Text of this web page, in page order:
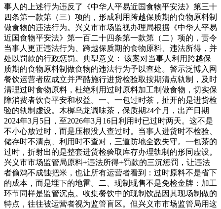
事人的上述行为违反了《中华人平易近国食物平安法》第三十
四条第一款第（三）项的，形成利用跨越保质期的食物原料制
做食物的违法行为。兴义市市场监视办理局根据《中华人平易
近国食物平安法》第一百二十四条第一款第（二）项的，责令
当事人更正违法行为、跨越保质期的食物原料、违法所得，并
处以罚款的行政惩罚。典型意义： 该案对当事人利用跨越保
质期的食物原料制做食物的违法行为予以查处。警示泛博入网
餐饮运营者应成立并严酷施行进货检验取按期清点轨制，及时
清理过时食物原料，杜绝利用过时原料加工制做食物，切实保
障消费者饮食平安和权益。一、一包过时茶，扯开的是进货检
验的轨制虚设。木樨乌龙调味茶，保质期24个月，出产日期
2024年3月5日，至2026年3月16日利用时已过时两天。这不是
不小心放过时，而是压根没人查过时。当事人进货时不检验、
储存时不清点、利用时不查对，三道防地全数失守。一包茶的
过时，折射出的是整套进货检验取库存办理轨制的形同虚设。
兴义市市场监管局原料+违法所得+罚款的三沉惩罚，让违法
者偷鸡不成蚀把米，也让所有运营者看到：过时原料不是省下
的成本，而是埋下的地雷。二、现制现售不是免检金牌：加工
环节同样是监管沉点。收集餐饮中的现制饮品因其现场制做的
特点，往往被运营者视为监管盲区。但兴义市市场监管局用这